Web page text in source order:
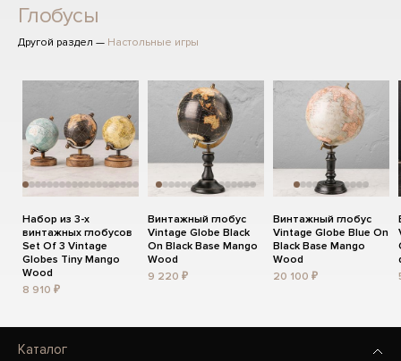
Глобусы
Другой раздел — Настольные игры
Набор из 3-х
винтажных глобусов
Set Of 3 Vintage
Globes Tiny Mango
Wood
8 910 ₽
Винтажный глобус
Vintage Globe Black
On Black Base Mango
Wood
9 220 ₽
Винтажный глобус
Vintage Globe Blue On
Black Base Mango
Wood
20 100 ₽
Каталог